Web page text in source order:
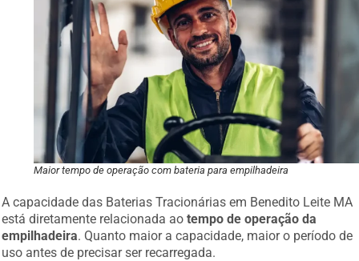
Maior tempo de operação com bateria para empilhadeira
A capacidade das Baterias Tracionárias em Benedito Leite MA
está diretamente relacionada aotempo de operação da
empilhadeira. Quanto maior a capacidade, maior o período de
uso antes de precisar ser recarregada.